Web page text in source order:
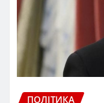
ПОЛІТИКА